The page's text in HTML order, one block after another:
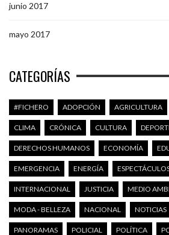
junio 2017
mayo 2017
CATEGORÍAS
#FICHERO ADOPCIÓN AGRICULTURA
CLIMA CRÓNICA CULTURA
DERECHOS HUMANOS ECONOMÍA
EMERGENCIA ENERGÍA
INTERNACIONAL JUSTICIA MEDIO
MODA - BELLEZA NACIONAL NOTICIAS
PANORAMAS POLICIAL POLÍTICA